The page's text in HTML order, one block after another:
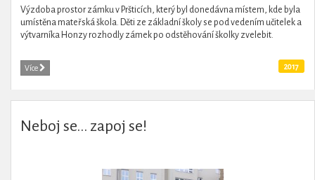
Výzdoba prostor zámku v Pršticích, který byl donedávna místem, kde byla
umístěna mateřská škola. Děti ze základní školy se pod vedením učitelek a
výtvarníka Honzy rozhodly zámek po odstěhování školky zvelebit.
Více 2017
Neboj se... zapoj se!